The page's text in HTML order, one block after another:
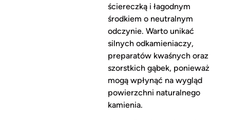
ściereczką i łagodnym
środkiem o neutralnym
odczynie. Warto unikać
silnych odkamieniaczy,
preparatów kwaśnych oraz
szorstkich gąbek, ponieważ
mogą wpłynąć na wygląd
powierzchni naturalnego
kamienia.